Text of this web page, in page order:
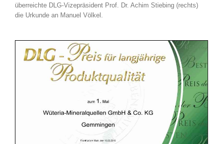
überreichte DLG-Vizepräsident Prof. Dr. Achim Stiebing (rechts)
die Urkunde an Manuel Völkel.